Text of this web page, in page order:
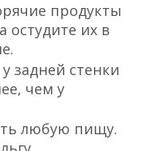
продукты
остудите их в
задней стенки
чем у
любую пищу.